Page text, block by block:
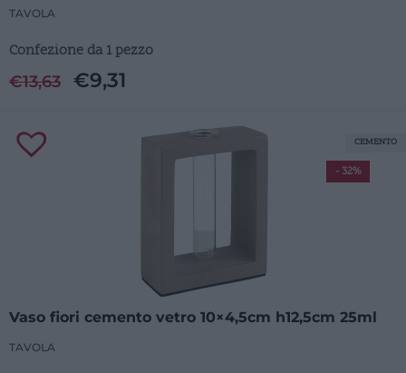
TAVOLA
Confezione da 1 pezzo
€13,63 €9,31
Vaso fiori cemento vetro 10×4,5cm h12,5cm 25ml
TAVOLA
- 32%
CEMENTO